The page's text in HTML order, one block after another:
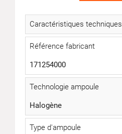
Caractéristiques techniques
Référence fabricant
171254000
Technologie ampoule
Halogène
Type d'ampoule